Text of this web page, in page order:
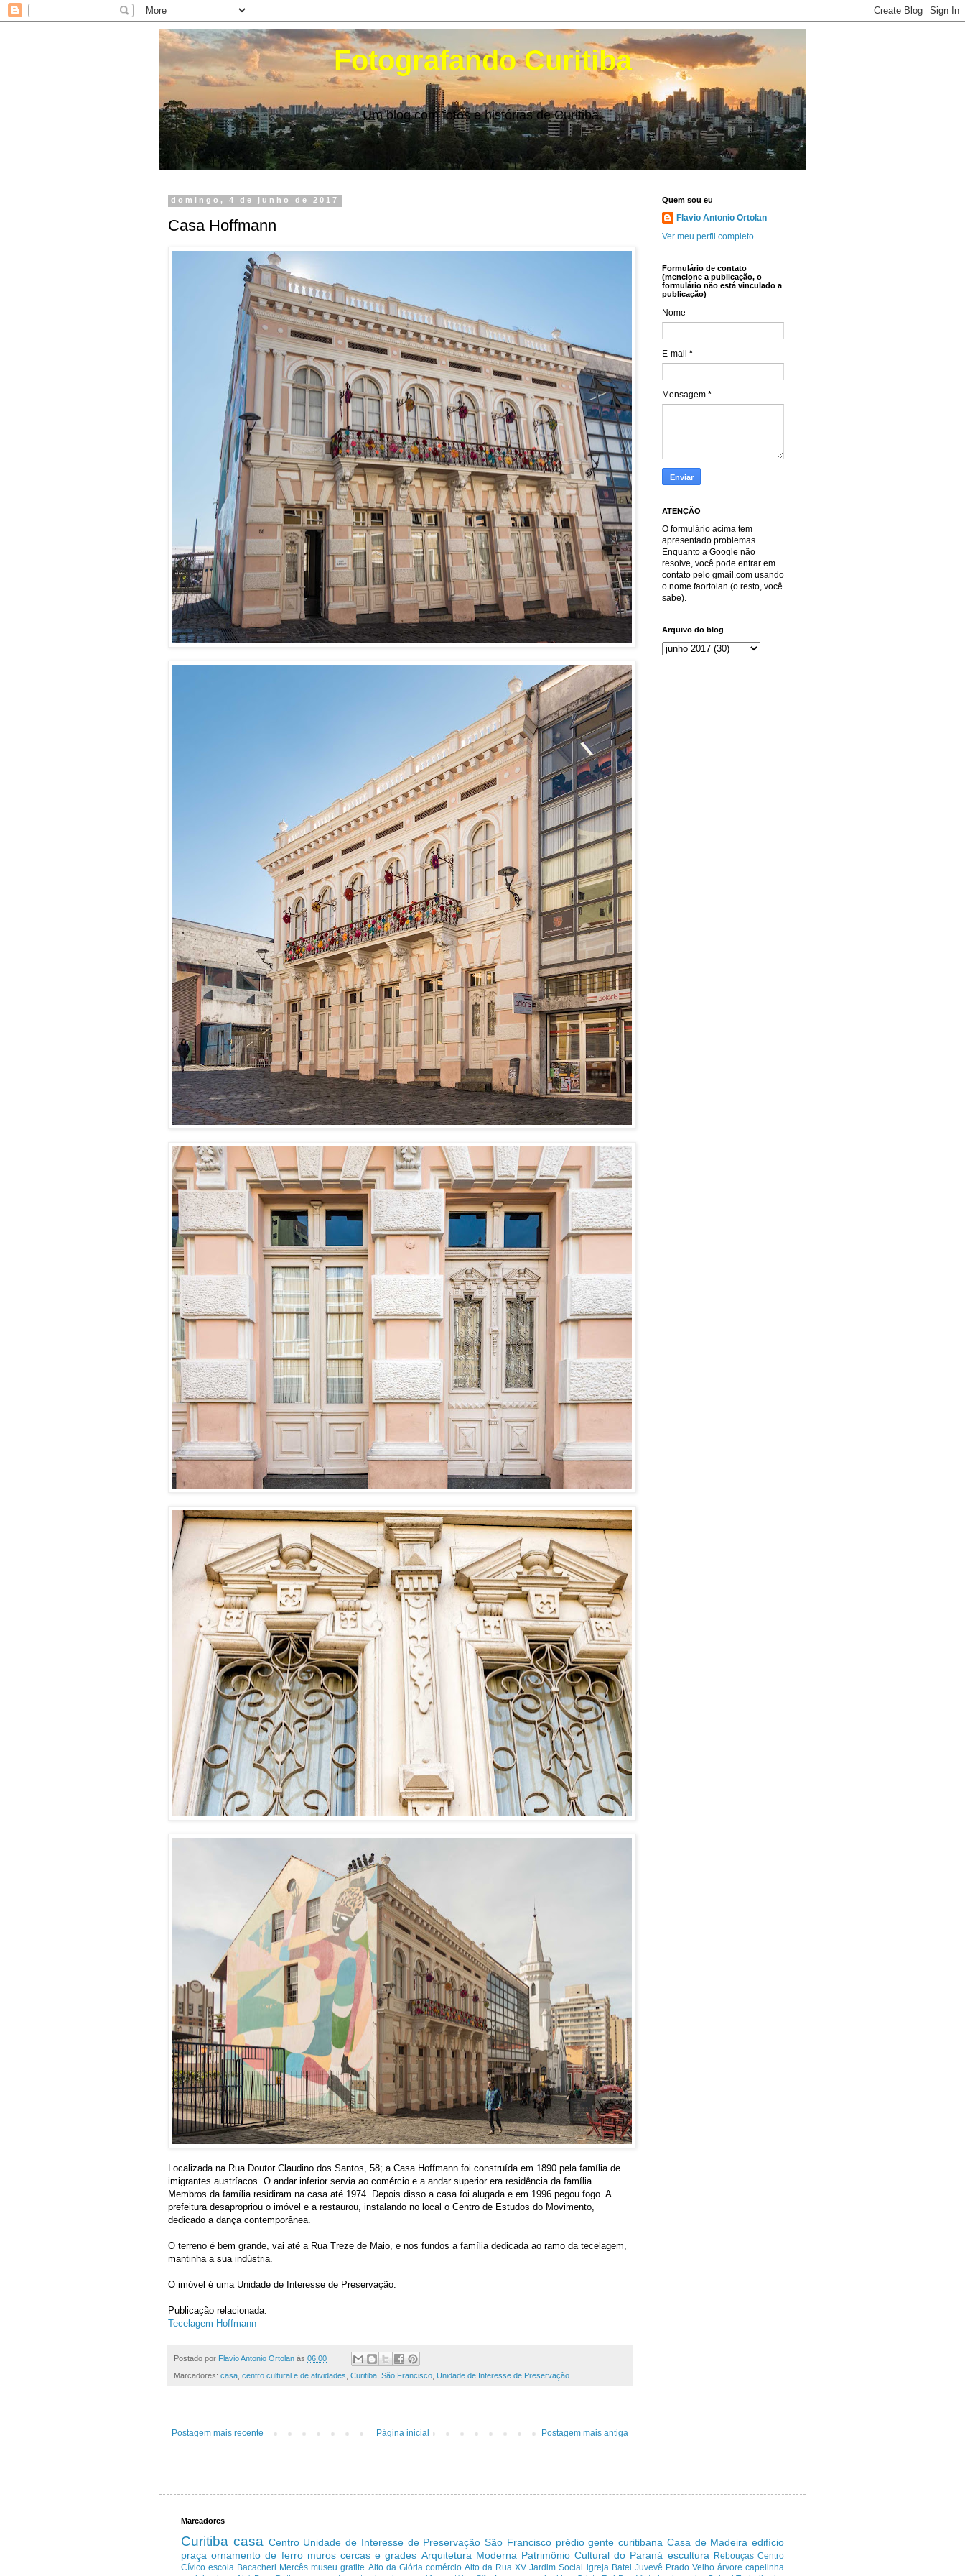
Fotografando Curitiba
Um blog com fotos e histórias de Curitiba.
domingo, 4 de junho de 2017
Casa Hoffmann
Localizada na Rua Doutor Claudino dos Santos, 58; a Casa Hoffmann foi construída em 1890 pela família de
imigrantes austríacos. O andar inferior servia ao comércio e a andar superior era residência da família.
Membros da família residiram na casa até 1974. Depois disso a casa foi alugada e em 1996 pegou fogo. A
prefeitura desapropriou o imóvel e a restaurou, instalando no local o Centro de Estudos do Movimento,
dedicado a dança contemporânea.
O terreno é bem grande, vai até a Rua Treze de Maio, e nos fundos a família dedicada ao ramo da tecelagem,
mantinha a sua indústria.
O imóvel é uma Unidade de Interesse de Preservação.
Publicação relacionada:
Tecelagem Hoffmann
Postado por Flavio Antonio Ortolan às 06:00
Marcadores: casa centro cultural e de atividades Curitiba São Francisco Unidade de Interesse de Preservação
Postagem mais recente Postagem mais antiga
Página inicial
Quem sou eu
Flavio Antonio Ortolan
Ver meu perfil completo
Formulário de contato
(mencione a publicação, o
formulário não está vinculado a
publicação)
Nome
E-mail *
Mensagem *
ATENÇÃO
O formulário acima tem
apresentado problemas.
Enquanto a Google não
resolve, você pode entrar em
contato pelo gmail.com usando
o nome faortolan (o resto, você
sabe).
Arquivo do blog
Marcadores
Curitiba casa Centro Unidade de Interesse de Preservação São Francisco prédio gente curitibana Casa de Madeira edifício
praça ornamento de ferro muros cercas e grades Arquitetura Moderna Patrimônio Cultural do Paraná escultura Rebouças Centro
Cívico escola Bacacheri Mercês museu grafite Alto da Glória comércio Alto da Rua XV Jardim Social igreja Batel Juvevê Prado Velho árvore capelinha